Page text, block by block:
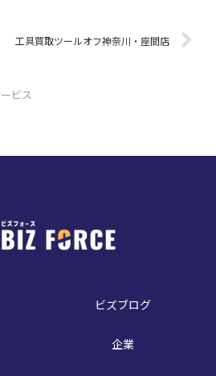
工具買取ツールオフ神奈川・座間店
ビス
ビズブログ
企業